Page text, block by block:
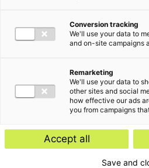
Conversion tracking
We'll use your data to
and on-site campaigns
Remarketing
We'll use your data to
other sites and social
how effective our ads
you from campaigns
Accept all
Save and